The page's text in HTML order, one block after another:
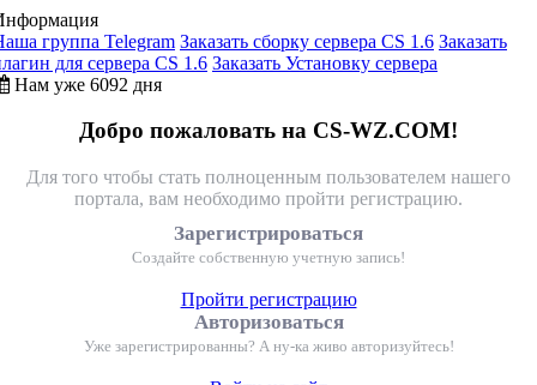
группа Telegram Заказать сборку сервера CS 1.6 Заказать
для сервера CS 1.6 Заказать Установку сервера
Нам уже 6092 дня
Добро пожаловать на CS-WZ.COM!
Для того чтобы стать полноценным пользователем нашего
портала, вам необходимо пройти регистрацию.
Зарегистрироваться
Создайте собственную учетную запись!
Пройти регистрацию
Авторизоваться
Уже зарегистрированны? А ну-ка живо авторизуйтесь!